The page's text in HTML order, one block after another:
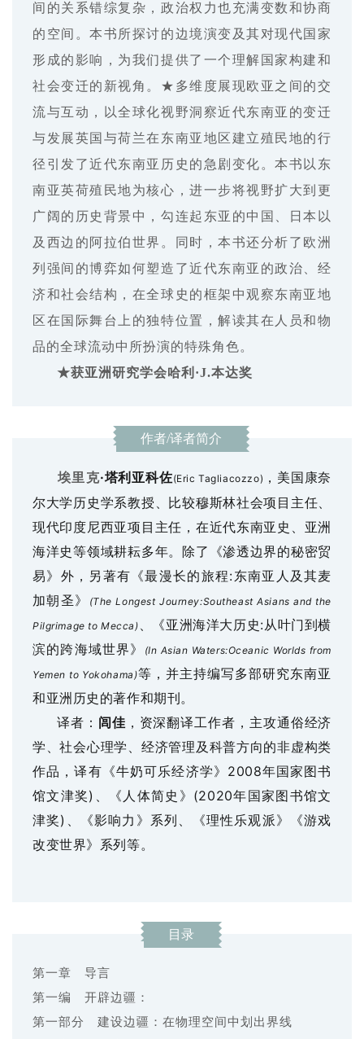
间的关系错综复杂，政治权力也充满变数和协商
的空间。本书所探讨的边境演变及其对现代国家
形成的影响，为我们提供了一个理解国家构建和
社会变迁的新视角。★多维度展现欧亚之间的交
流与互动，以全球化视野洞察近代东南亚的变迁
与发展英国与荷兰在东南亚地区建立殖民地的行
径引发了近代东南亚历史的急剧变化。本书以东
南亚英荷殖民地为核心，进一步将视野扩大到更
广阔的历史背景中，勾连起东亚的中国、日本以
及西边的阿拉伯世界。同时，本书还分析了欧洲
列强间的博弈如何塑造了近代东南亚的政治、经
济和社会结构，在全球史的框架中观察东南亚地
区在国际舞台上的独特位置，解读其在人员和物
品的全球流动中所扮演的特殊角色。
★获亚洲研究学会哈利·J.本达奖
作者/译者简介
埃里克·塔利亚科佐(Eric Tagliacozzo) ，美国康奈
尔大学历史学系教授、比较穆斯林社会项目主任、
现代印度尼西亚项目主任，在近代东南亚史、亚洲
海洋史等领域耕耘多年。除了《渗透边界的秘密贸
易》外，另著有《最漫长的旅程:东南亚人及其麦
加朝圣》
(The Longest Journey:Southeast Asians and the
Pilgrimage to Mecca ) 、《亚洲海洋大历史:从叶门到横
滨的跨海域世界》
(In Asian Waters:Oceanic Worlds from
Yemen to Yokohama )等，并主持编写多部研究东南亚
和亚洲历史的著作和期刊。
译者： 闾佳 ，资深翻译工作者，主攻通俗经济
学、社会心理学、经济管理及科普方向的非虚构类
作品，译有《牛奶可乐经济学》 2008年国家图书
馆文津奖)、《人体简史》(2020年国家图书馆文
津奖)、《影响力》系列、《理性乐观派》《游戏
改变世界》系列等。
目录
第一章 导言
第一编 开辟边疆：
第一部分 建设边疆：在物理空间中划出界线